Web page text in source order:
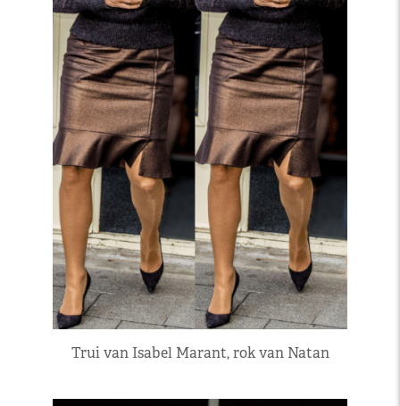
Trui van Isabel Marant, rok van Natan